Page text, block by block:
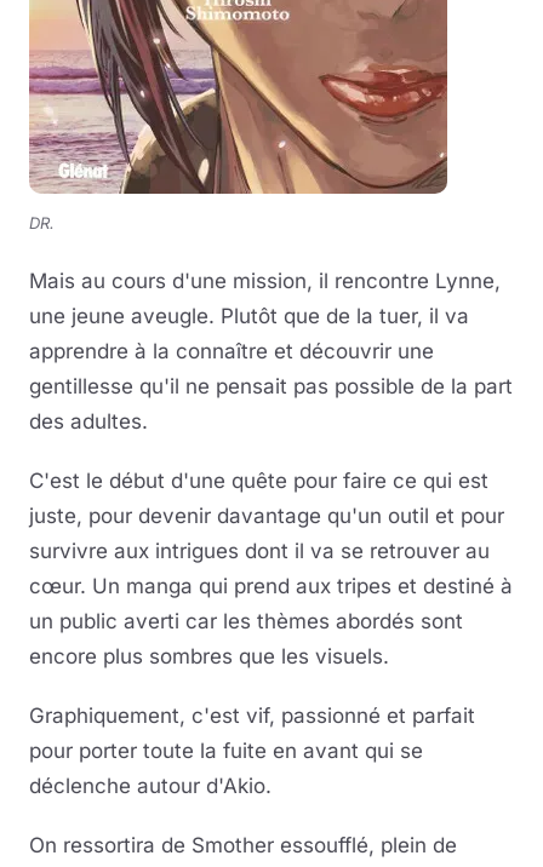
DR.
Mais au cours d'une mission, il rencontre Lynne,
une jeune aveugle. Plutôt que de la tuer, il va
apprendre à la connaître et découvrir une
gentillesse qu'il ne pensait pas possible de la part
des adultes.
C'est le début d'une quête pour faire ce qui est
juste, pour devenir davantage qu'un outil et pour
survivre aux intrigues dont il va se retrouver au
cœur. Un manga qui prend aux tripes et destiné à
un public averti car les thèmes abordés sont
encore plus sombres que les visuels.
Graphiquement, c'est vif, passionné et parfait
pour porter toute la fuite en avant qui se
déclenche autour d'Akio.
On ressortira de Smother essoufflé, plein de